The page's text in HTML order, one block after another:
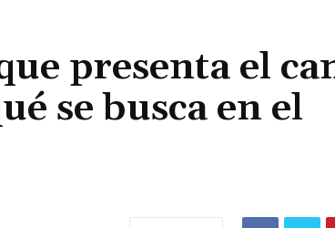
presenta el
se busca en el